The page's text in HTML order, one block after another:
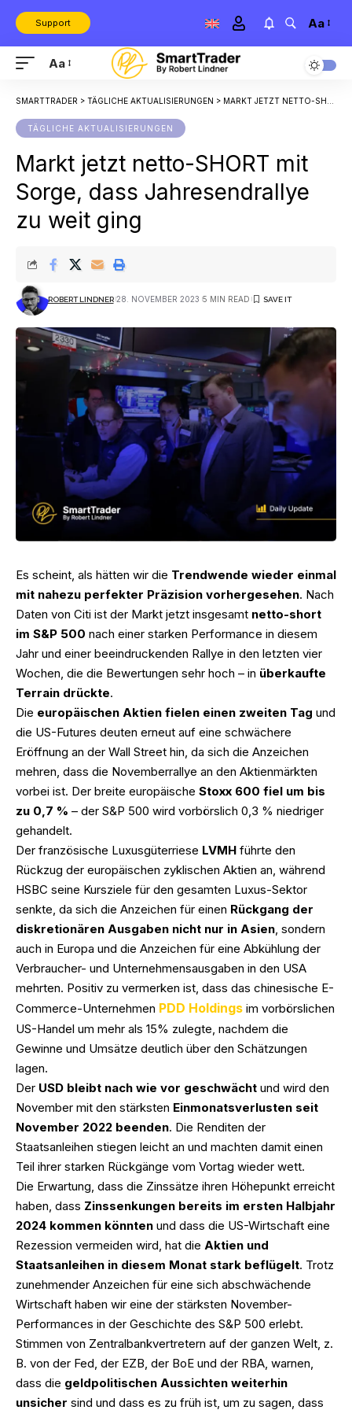
Support Aa
Aa
SMARTTRADER > TÄGLICHE AKTUALISIERUNGEN > MARKT JETZT NETTO-SHORT MIT SORGE, DASS JAHRESENDRALLYE ZU WEIT GING
TÄGLICHE AKTUALISIERUNGEN
Markt jetzt netto-SHORT mit
Sorge, dass Jahresendrallye
zu weit ging
ROBERT LINDNER 28. NOVEMBER 2023 5 MIN READ
Es scheint, als hätten wir die Trendwende wieder einmal
mit nahezu perfekter Präzision vorhergesehen. Nach
Daten von Citi ist der Markt jetzt insgesamt netto-short
im S&P 500 nach einer starken Performance in diesem
Jahr und einer beeindruckenden Rallye in den letzten vier
Wochen, die die Bewertungen sehr hoch – in überkaufte
Terrain drückte.
Die europäischen Aktien fielen einen zweiten Tag und
die US-Futures deuten erneut auf eine schwächere
Eröffnung an der Wall Street hin, da sich die Anzeichen
mehren, dass die Novemberrallye an den Aktienmärkten
vorbei ist. Der breite europäische Stoxx 600 fiel um bis
zu 0,7 % – der S&P 500 wird vorbörslich 0,3 % niedriger
gehandelt.
Der französische Luxusgüterriese LVMH führte den
Rückzug der europäischen zyklischen Aktien an, während
HSBC seine Kursziele für den gesamten Luxus-Sektor
senkte, da sich die Anzeichen für einen Rückgang der
diskretionären Ausgaben nicht nur in Asien, sondern
auch in Europa und die Anzeichen für eine Abkühlung der
Verbraucher- und Unternehmensausgaben in den USA
mehrten. Positiv zu vermerken ist, dass das chinesische E-
Commerce-Unternehmen PDD Holdings im vorbörslichen
US-Handel um mehr als 15% zulegte, nachdem die
Gewinne und Umsätze deutlich über den Schätzungen
lagen.
Der USD bleibt nach wie vor geschwächt und wird den
November mit den stärksten Einmonatsverlusten seit
November 2022 beenden. Die Renditen der
Staatsanleihen stiegen leicht an und machten damit einen
Teil ihrer starken Rückgänge vom Vortag wieder wett.
Die Erwartung, dass die Zinssätze ihren Höhepunkt erreicht
haben, dass Zinssenkungen bereits im ersten Halbjahr
2024 kommen könnten und dass die US-Wirtschaft eine
Rezession vermeiden wird, hat die Aktien und
Staatsanleihen in diesem Monat stark beflügelt. Trotz
zunehmender Anzeichen für eine sich abschwächende
Wirtschaft haben wir eine der stärksten November-
Performances in der Geschichte des S&P 500 erlebt.
Stimmen von Zentralbankvertretern auf der ganzen Welt, z.
B. von der Fed, der EZB, der BoE und der RBA, warnen,
dass die geldpolitischen Aussichten weiterhin
unsicher sind und dass es zu früh ist, um zu sagen, dass